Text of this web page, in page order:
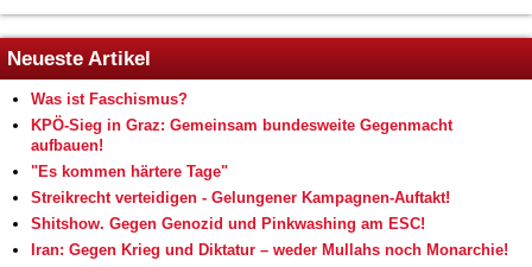
Neueste Artikel
Was ist Faschismus?
KPÖ-Sieg in Graz: Gemeinsam bundesweite Gegenmacht
aufbauen!
"Es kommen härtere Tage"
Streikrecht verteidigen - Gelungener Kampagnen-Auftakt!
Shitshow. Gegen Genozid und Pinkwashing am ESC!
Iran: Gegen Krieg und Diktatur – weder Mullahs noch Monarchie!